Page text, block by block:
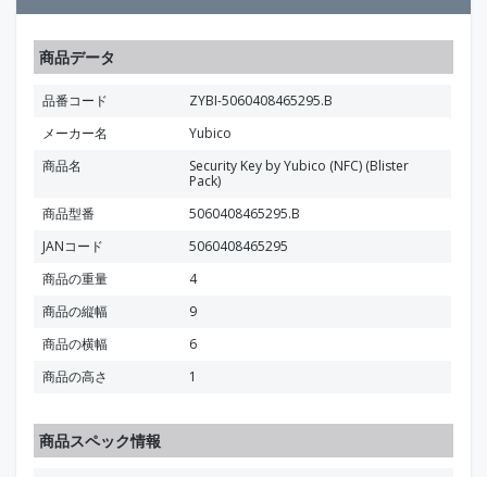
商品データ
品番コード
ZYBI-5060408465295.B
メーカー名
Yubico
商品名
Security Key by Yubico (NFC) (Blister
Pack)
商品型番
5060408465295.B
JANコード
5060408465295
商品の重量
4
商品の縦幅
9
商品の横幅
6
商品の高さ
1
商品スペック情報